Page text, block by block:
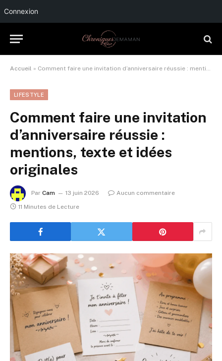
Connexion
Accueil » Comment faire une invitation d’anniversaire réussie : mentions, texte et idées originales
LIFESTYLE
Comment faire une invitation
d’anniversaire réussie :
mentions, texte et idées
originales
Par Cam 13 juin 2026
Aucun commentaire
11 Minutes de Lecture